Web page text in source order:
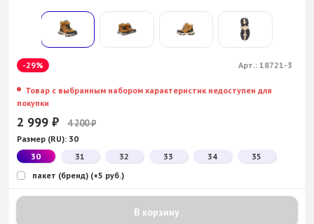
-29% Арт.: 18721-3
Товар с выбранным набором характеристик недоступен для
покупки
2 999 ₽ 4 200₽
Размер (RU): 30
30
31 32 33 34
35
пакет (бренд) (+5 руб.)
В корзину